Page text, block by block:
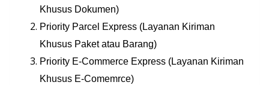
Khusus Dokumen)
Priority Parcel Express (Layanan Kiriman
Khusus Paket atau Barang)
Priority E-Commerce Express (Layanan Kiriman
Khusus E-Comemrce)